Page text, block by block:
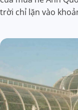
trời chỉ lặn vào